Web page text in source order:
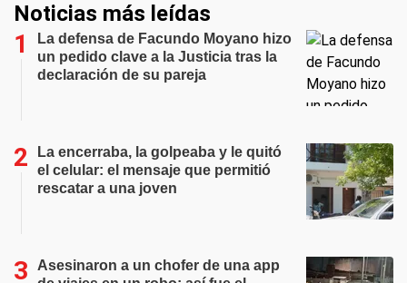
Noticias más leídas
La defensa de Facundo Moyano hizo
un pedido clave a la Justicia tras la
declaración de su pareja
La encerraba, la golpeaba y le quitó
el celular: el mensaje que permitió
rescatar a una joven
Asesinaron a un chofer de una app